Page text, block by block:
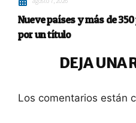
Nueve países y más de
por un título
DEJA UNA
Los comentarios están